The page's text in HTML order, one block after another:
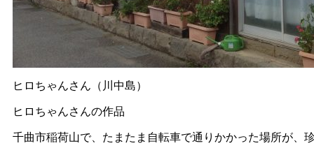
ヒロちゃんさん（川中島）
ヒロちゃんさんの作品
千曲市稲荷山で、たまたま自転車で通りかかった場所が、